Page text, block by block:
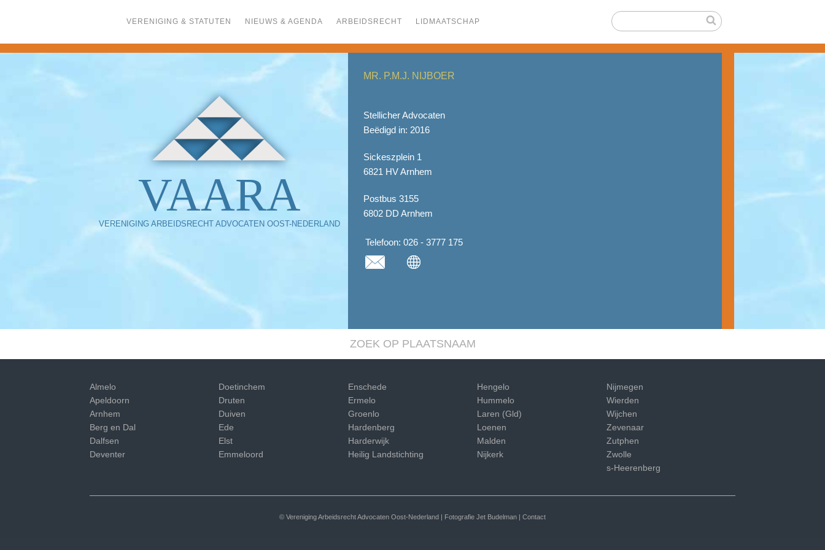
VERENIGING & STATUTEN NIEUWS & AGENDA ARBEIDSRECHT LIDMAATSCHAP
VAARA
VERENIGING ARBEIDSRECHT ADVOCATEN OOST-NEDERLAND
MR. P.M.J. NIJBOER
Stellicher Advocaten
Beëdigd in: 2016
Sickeszplein 1
6821 HV Arnhem
Postbus 3155
6802 DD Arnhem
Telefoon: 026 - 3777 175
ZOEK OP PLAATSNAAM
Almelo
Apeldoorn
Arnhem
Berg en Dal
Dalfsen
Deventer
Doetinchem
Druten
Duiven
Ede
Elst
Emmeloord
Enschede
Ermelo
Groenlo
Hardenberg
Harderwijk
Heilig Landstichting
Hengelo
Hummelo
Laren (Gld)
Loenen
Malden
Nijkerk
Nijmegen
Wierden
Wijchen
Zevenaar
Zutphen
Zwolle
s-Heerenberg
© Vereniging Arbeidsrecht Advocaten Oost-Nederland | Fotografie Jet Budelman | Contact